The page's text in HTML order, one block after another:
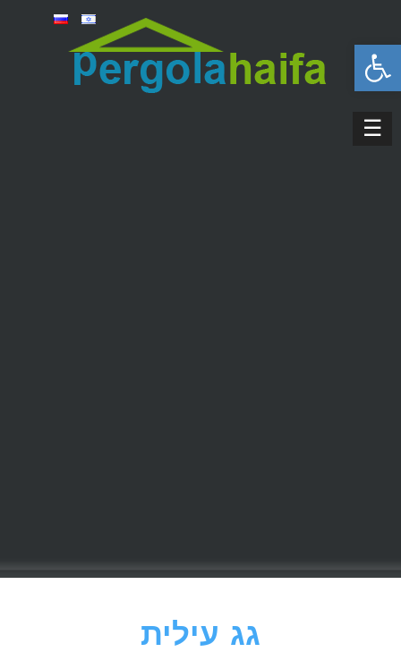
פתח סרגל נגישות
☰
גג עילית